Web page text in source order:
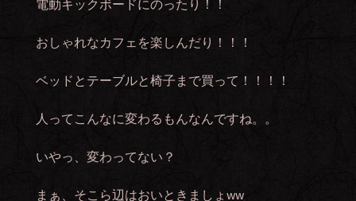
電動キックボードにのったり！！
おしゃれなカフェを楽しんだり！！！
ベッドとテーブルと椅子まで買って！！！！
人ってこんなに変わるもんなんですね。。
いやっ、変わってない？
まぁ、そこら辺はおいときましょww